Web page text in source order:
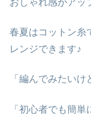
春夏はコットン糸
レンジできます♪
「編んでみたいけ
「初心者でも簡単